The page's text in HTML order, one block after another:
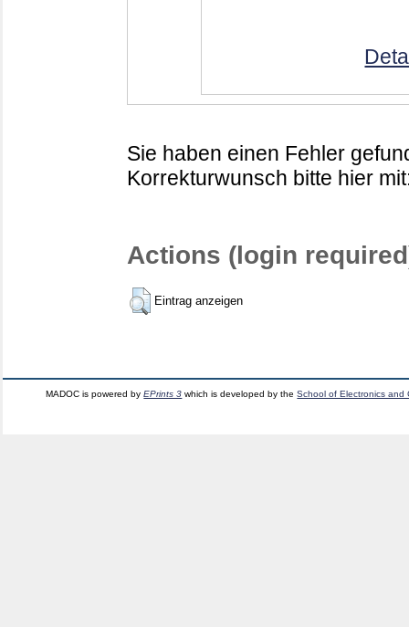
Sie haben einen Fehler
Korrekturwunsch bitte hier
Actions (login
Eintrag anzeigen
MADOC is powered byEPrints 3 which is developed by theSchool of Electronics and